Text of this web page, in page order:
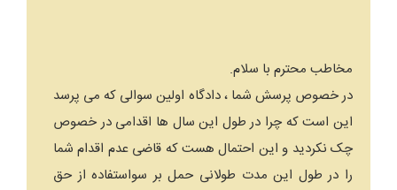
مخاطب محترم با سلام.
در خصوص پرسش شما ، دادگاه اولین سوالی که می پرسد
این است که چرا در طول این سال ها اقدامی در خصوص
چک نکردید و این احتمال هست که قاضی عدم اقدام شما
را در طول این مدت طولانی حمل بر سواستفاده از حق